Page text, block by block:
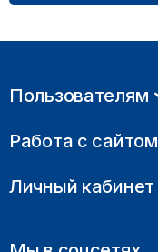
Пользователям
Работа с сайтом
Личный кабинет